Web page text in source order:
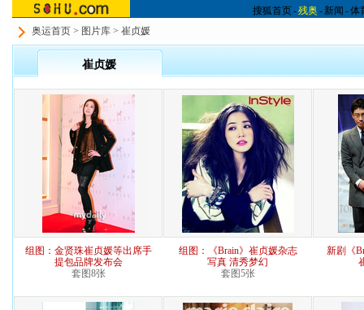
搜狐首页-残奥- 新闻 -体
奥运首页 > 图片库 > 崔贞媛
崔贞媛
组图：金贤珠崔贞媛等出席手
提包品牌发布会
套图8张
组图：《Brain》崔贞媛杂志
写真 清秀梦幻
套图5张
新剧《